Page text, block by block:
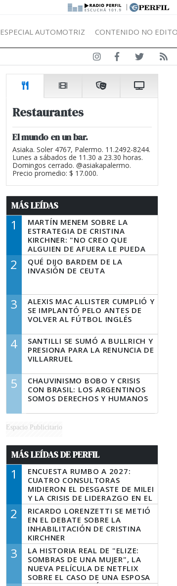
|
ESPECIAL AUTOMOTRIZ CONTENIDO NO
Restaurantes
El mundo en un bar.
Asiaka. Soler 4767, Palermo. 11.2492-8244.
Lunes a sábados de 11.30 a 23.30 horas.
Domingos cerrado. @asiakapalermo.
Precio promedio: $ 17.000.
MÁS LEÍDAS
1
MARTÍN MENEM SOBRE LA
ESTRATEGIA DE CRISTINA
KIRCHNER: "NO CREO QUE
ALGUIEN DE AFUERA LE PUEDA
DECIR A LA JUSTICIA LO QUE
TIENE QUE HACER"
2
QUÉ DIJO BARDEM DE LA
INVASIÓN DE CEUTA
3
ALEXIS MAC ALLISTER CUMPLIÓ Y
SE IMPLANTÓ PELO ANTES DE
VOLVER AL FÚTBOL INGLÉS
4
SANTILLI SE SUMÓ A BULLRICH Y
PRESIONA PARA LA RENUNCIA DE
VILLARRUEL
5
CHAUVINISMO BOBO Y CRISIS
CON BRASIL: LOS ARGENTINOS
SOMOS DERECHOS Y HUMANOS
Espacio Publicitario
MÁS LEÍDAS DE PERFIL
1
ENCUESTA RUMBO A 2027:
CUATRO CONSULTORAS
MIDIERON EL DESGASTE DE MILEI
Y LA CRISIS DE LIDERAZGO EN EL
PERONISMO
2
RICARDO LORENZETTI SE METIÓ
EN EL DEBATE SOBRE LA
INHABILITACIÓN DE CRISTINA
KIRCHNER
3
LA HISTORIA REAL DE "ELIZE:
SOMBRAS DE UNA MUJER", LA
NUEVA PELÍCULA DE NETFLIX
SOBRE EL CASO DE UNA ESPOSA